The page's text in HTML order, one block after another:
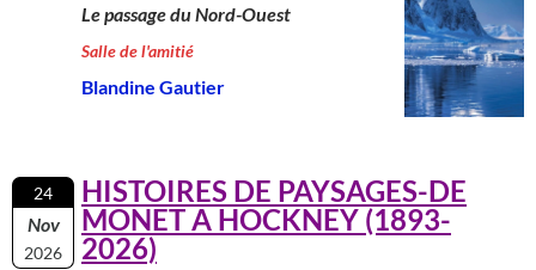
Le passage du Nord-Ouest
Salle de l'amitié
Blandine Gautier
24
Nov
2026
HISTOIRES DE PAYSAGES-DE
MONET A HOCKNEY (1893-
2026)